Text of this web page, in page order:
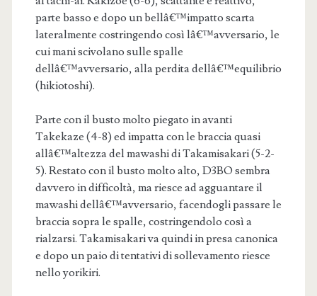
parte basso e dopo un bellâ€™impatto scarta
lateralmente costringendo così lâ€™avversario, le
cui mani scivolano sulle spalle
dellâ€™avversario, alla perdita dellâ€™equilibrio
(hikiotoshi).
Parte con il busto molto piegato in avanti
Takekaze (4-8) ed impatta con le braccia quasi
allâ€™altezza del mawashi di Takamisakari (5-2-
5). Restato con il busto molto alto, D3BO sembra
davvero in difficoltà, ma riesce ad agguantare il
mawashi dellâ€™avversario, facendogli passare le
braccia sopra le spalle, costringendolo così a
rialzarsi. Takamisakari va quindi in presa canonica
e dopo un paio di tentativi di sollevamento riesce
nello yorikiri.